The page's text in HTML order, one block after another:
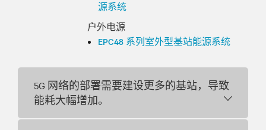
源系统
户外电源
EPC48 系列室外型基站能源系统
5G 网络的部署需要建设更多的基站，导致
能耗大幅增加。